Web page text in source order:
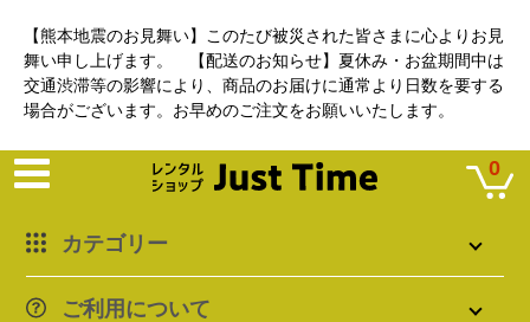
【熊本地震のお見舞い】このたび被災された皆さまに心よりお見
舞い申し上げます。 【配送のお知らせ】夏休み・お盆期間中は
交通渋滞等の影響により、商品のお届けに通常より日数を要する
場合がございます。お早めのご注文をお願いいたします。
カテゴリー
ご利用について
0